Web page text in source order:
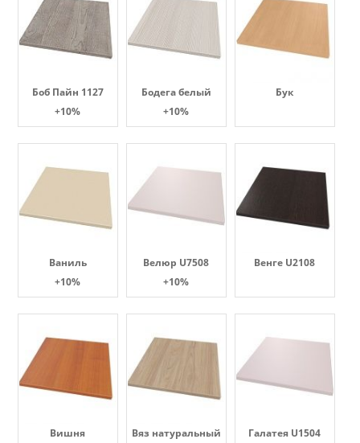
Боб Пайн 1127
+10%
Бодега белый
+10%
Бук
Ваниль
+10%
Велюр U7508
+10%
Венге U2108
Вишня Вяз натуральный Галатея U1504